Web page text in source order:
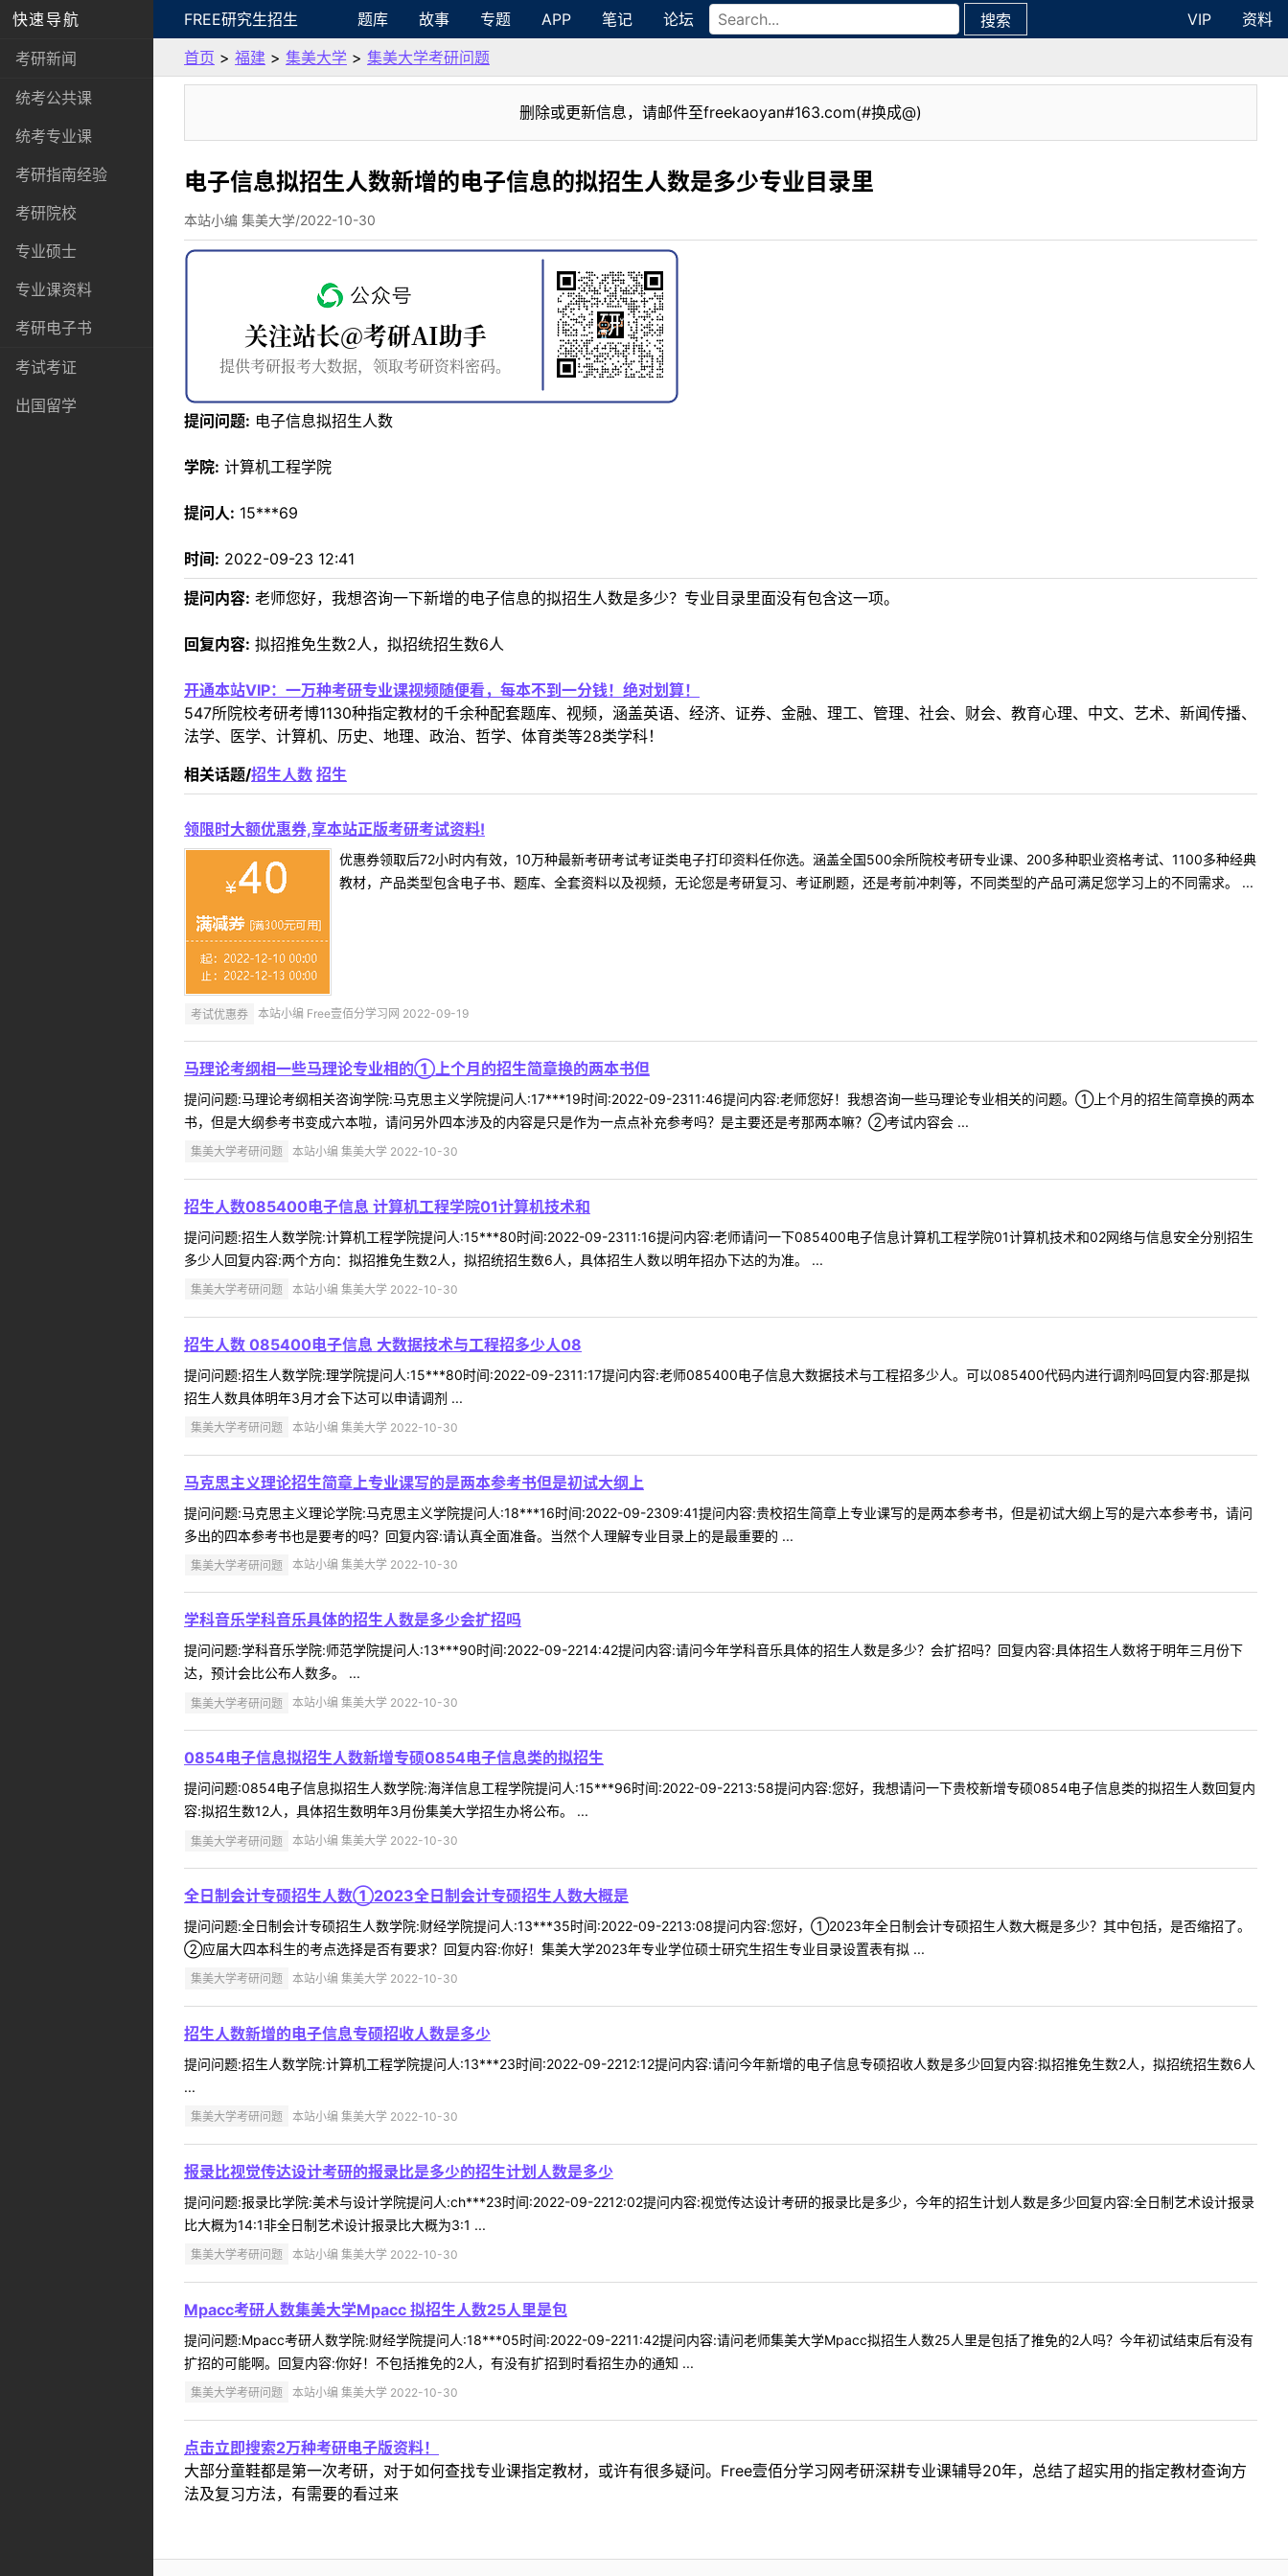
快速导航
考研新闻
统考公共课
统考专业课
考研指南经验
考研院校
专业硕士
专业课资料
考研电子书
考试考证
出国留学
FREE研究生招生 题库 故事 专题 APP 笔记 论坛 搜索 VIP
资料
首页 > 福建 > 集美大学 > 集美大学考研问题
删除或更新信息，请邮件至freekaoyan#163.com(#换成@)
电子信息拟招生人数新增的电子信息的拟招生人数是多少专业目录里
本站小编 集美大学/2022-10-30
提问问题: 电子信息拟招生人数
学院: 计算机工程学院
提问人: 15***69
时间: 2022-09-23 12:41
提问内容: 老师您好，我想咨询一下新增的电子信息的拟招生人数是多少？专业目录里面没有包含这一项。
回复内容: 拟招推免生数2人，拟招统招生数6人
开通本站VIP：一万种考研专业课视频随便看，每本不到一分钱！绝对划算！
547所院校考研考博1130种指定教材的千余种配套题库、视频，涵盖英语、经济、证券、金融、理工、管理、社会、财会、教育心理、中文、艺术、新闻传播、
法学、医学、计算机、历史、地理、政治、哲学、体育类等28类学科！
相关话题/招生人数 招生
领限时大额优惠券,享本站正版考研考试资料!
优惠券领取后72小时内有效，10万种最新考研考试考证类电子打印资料任你选。涵盖全国500余所院校考研专业课、200多种职业资格考试、1100多种经典
教材，产品类型包含电子书、题库、全套资料以及视频，无论您是考研复习、考证刷题，还是考前冲刺等，不同类型的产品可满足您学习上的不同需求。 ...
考试优惠券 本站小编 Free壹佰分学习网 2022-09-19
马理论考纲相一些马理论专业相的①上个月的招生简章换的两本书但
提问问题:马理论考纲相关咨询学院:马克思主义学院提问人:17***19时间:2022-09-2311:46提问内容:老师您好！我想咨询一些马理论专业相关的问题。①上个月的招生简章换的两本
书，但是大纲参考书变成六本啦，请问另外四本涉及的内容是只是作为一点点补充参考吗？是主要还是考那两本嘛？②考试内容会 ...
集美大学考研问题 本站小编 集美大学 2022-10-30
招生人数085400电子信息 计算机工程学院01计算机技术和
提问问题:招生人数学院:计算机工程学院提问人:15***80时间:2022-09-2311:16提问内容:老师请问一下085400电子信息计算机工程学院01计算机技术和02网络与信息安全分别招生
多少人回复内容:两个方向：拟招推免生数2人，拟招统招生数6人，具体招生人数以明年招办下达的为准。 ...
集美大学考研问题 本站小编 集美大学 2022-10-30
招生人数 085400电子信息 大数据技术与工程招多少人08
提问问题:招生人数学院:理学院提问人:15***80时间:2022-09-2311:17提问内容:老师085400电子信息大数据技术与工程招多少人。可以085400代码内进行调剂吗回复内容:那是拟
招生人数具体明年3月才会下达可以申请调剂 ...
集美大学考研问题 本站小编 集美大学 2022-10-30
马克思主义理论招生简章上专业课写的是两本参考书但是初试大纲上
提问问题:马克思主义理论学院:马克思主义学院提问人:18***16时间:2022-09-2309:41提问内容:贵校招生简章上专业课写的是两本参考书，但是初试大纲上写的是六本参考书，请问
多出的四本参考书也是要考的吗？回复内容:请认真全面准备。当然个人理解专业目录上的是最重要的 ...
集美大学考研问题 本站小编 集美大学 2022-10-30
学科音乐学科音乐具体的招生人数是多少会扩招吗
提问问题:学科音乐学院:师范学院提问人:13***90时间:2022-09-2214:42提问内容:请问今年学科音乐具体的招生人数是多少？会扩招吗？回复内容:具体招生人数将于明年三月份下
达，预计会比公布人数多。 ...
集美大学考研问题 本站小编 集美大学 2022-10-30
0854电子信息拟招生人数新增专硕0854电子信息类的拟招生
提问问题:0854电子信息拟招生人数学院:海洋信息工程学院提问人:15***96时间:2022-09-2213:58提问内容:您好，我想请问一下贵校新增专硕0854电子信息类的拟招生人数回复内
容:拟招生数12人，具体招生数明年3月份集美大学招生办将公布。 ...
集美大学考研问题 本站小编 集美大学 2022-10-30
全日制会计专硕招生人数①2023全日制会计专硕招生人数大概是
提问问题:全日制会计专硕招生人数学院:财经学院提问人:13***35时间:2022-09-2213:08提问内容:您好，①2023年全日制会计专硕招生人数大概是多少？其中包括，是否缩招了。
②应届大四本科生的考点选择是否有要求？回复内容:你好！集美大学2023年专业学位硕士研究生招生专业目录设置表有拟 ...
集美大学考研问题 本站小编 集美大学 2022-10-30
招生人数新增的电子信息专硕招收人数是多少
提问问题:招生人数学院:计算机工程学院提问人:13***23时间:2022-09-2212:12提问内容:请问今年新增的电子信息专硕招收人数是多少回复内容:拟招推免生数2人，拟招统招生数6人
...
集美大学考研问题 本站小编 集美大学 2022-10-30
报录比视觉传达设计考研的报录比是多少的招生计划人数是多少
提问问题:报录比学院:美术与设计学院提问人:ch***23时间:2022-09-2212:02提问内容:视觉传达设计考研的报录比是多少，今年的招生计划人数是多少回复内容:全日制艺术设计报录
比大概为14:1非全日制艺术设计报录比大概为3:1 ...
集美大学考研问题 本站小编 集美大学 2022-10-30
Mpacc考研人数集美大学Mpacc 拟招生人数25人里是包
提问问题:Mpacc考研人数学院:财经学院提问人:18***05时间:2022-09-2211:42提问内容:请问老师集美大学Mpacc拟招生人数25人里是包括了推免的2人吗？今年初试结束后有没有
扩招的可能啊。回复内容:你好！不包括推免的2人，有没有扩招到时看招生办的通知 ...
集美大学考研问题 本站小编 集美大学 2022-10-30
点击立即搜索2万种考研电子版资料！
大部分童鞋都是第一次考研，对于如何查找专业课指定教材，或许有很多疑问。Free壹佰分学习网考研深耕专业课辅导20年，总结了超实用的指定教材查询方
法及复习方法，有需要的看过来